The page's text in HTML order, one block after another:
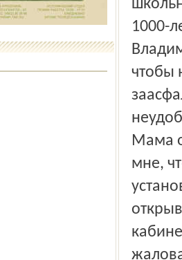
1000-
чтобы
Мама
мне,